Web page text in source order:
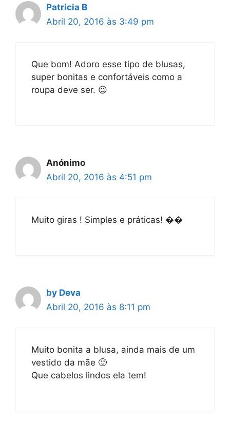
Patricia B
Abril 20, 2016 às 3:49 pm
Que bom! Adoro esse tipo de blusas,
super bonitas e confortáveis como a
roupa deve ser. 😉
Anónimo
Abril 20, 2016 às 4:51 pm
Muito giras ! Simples e práticas! ��
by Deva
Abril 20, 2016 às 8:11 pm
Muito bonita a blusa, ainda mais de um
vestido da mãe 🙂
Que cabelos lindos ela tem!